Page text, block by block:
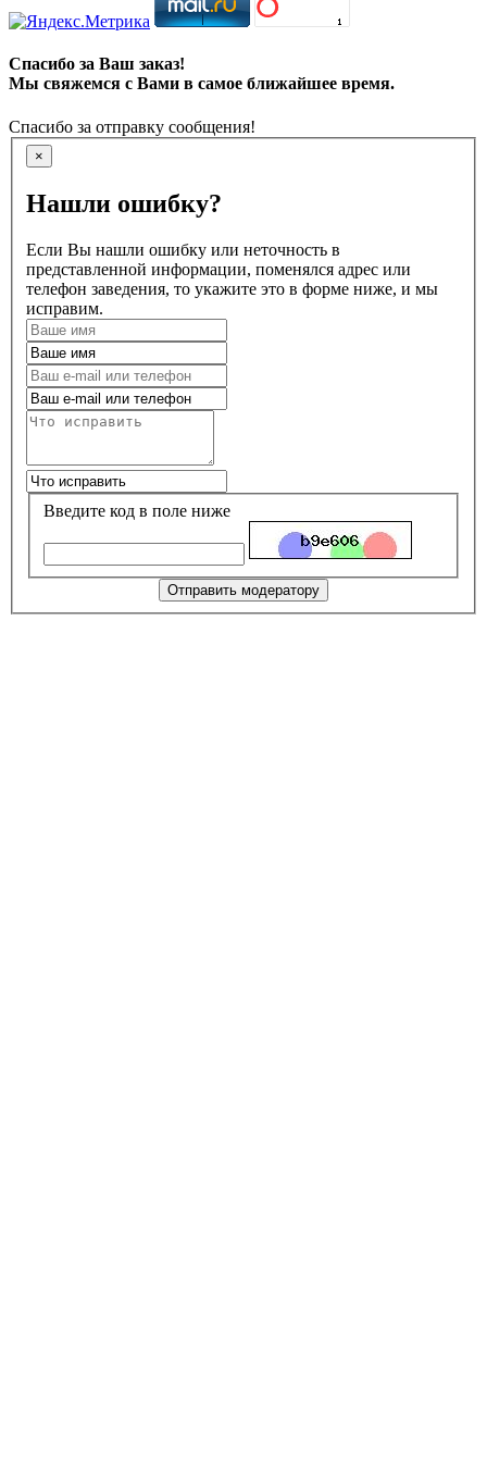
Спасибо за Ваш заказ!
Мы свяжемся с Вами в самое ближайшее время.
Спасибо за отправку сообщения!
×
Нашли ошибку?
Если Вы нашли ошибку или неточность в
представленной информации, поменялся адрес или
телефон заведения, то укажите это в форме ниже, и мы
исправим.
Введите код в поле ниже
Отправить модератору